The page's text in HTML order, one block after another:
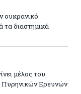
ουκρανικό
τα διαστημικά
μέλος του
Ερευνών